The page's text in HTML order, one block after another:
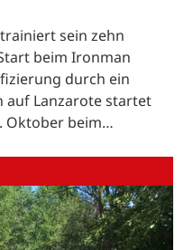
sein zehn
beim Ironman
durch ein
auf Lanzarote startet
Oktober beim…